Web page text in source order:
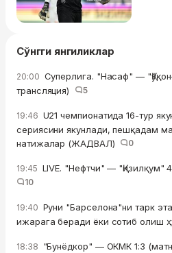
Сўнгги янгиликлар
20:00 Суперлига. "Насаф" —
трансляция)
5
19:46 U21 чемпионатида 16-тур
сериясини якунлади, пешқадам
натижалар (ЖАДВАЛ)
0
19:45 LIVE. "Нефтчи" — "Қизилқум"
10
19:40 Руни "Барселона"ни тарк
ижарага беради ёки сотиб олиш
18:38 "Бунёдкор" — ОКМК 1:3